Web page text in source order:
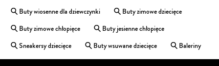
Buty wiosenne dla dziewczynki
Buty zimowe dziecięce
Buty zimowe chłopięce
Buty jesienne chłopięce
Sneakersy dziecięce
Buty wsuwane dziecięce Baleriny